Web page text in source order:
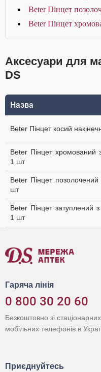
Beter Пінцет
Beter Пінцет
Аксесуари для
DS
Назва
Beter Пінцет косий
Beter Пінцет хромований
1 шт
Beter Пінцет
шт
Beter Пінцет затуплений
1 шт
Гаряча лінія
0 800 30 20 60
Безкоштовно зі стаціонарних
мобільних телефонів в
Приєднуйтесь